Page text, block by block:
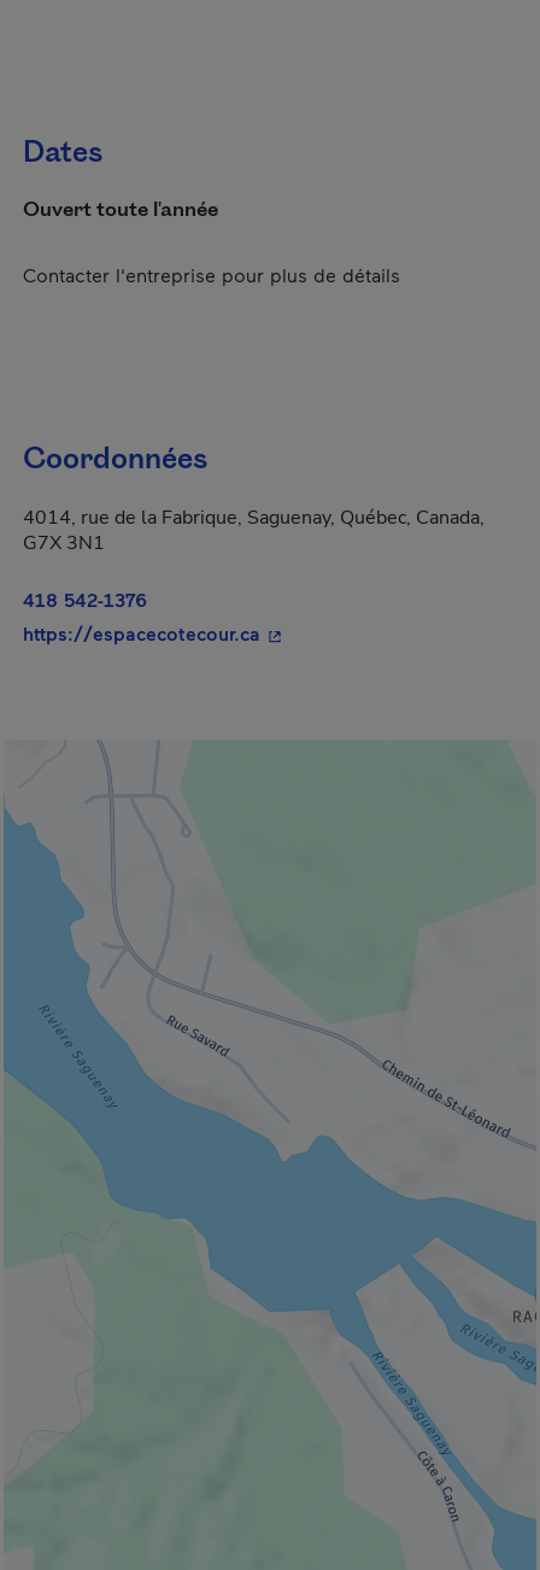
Dates
Ouvert toute l'année
Contacter l'entreprise pour plus de détails
Coordonnées
4014, rue de la Fabrique, Saguenay, Québec, Canada,
G7X 3N1
418 542-1376
https://espacecotecour.ca - Cet hyperlien s'ouvrira